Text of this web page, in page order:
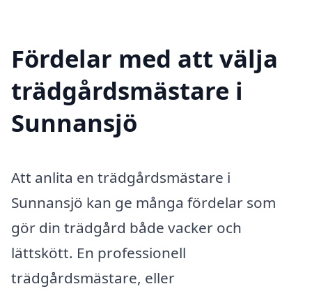
Fördelar med att välja
trädgårdsmästare i
Sunnansjö
Att anlita en trädgårdsmästare i
Sunnansjö kan ge många fördelar som
gör din trädgård både vacker och
lättskött. En professionell
trädgårdsmästare, eller